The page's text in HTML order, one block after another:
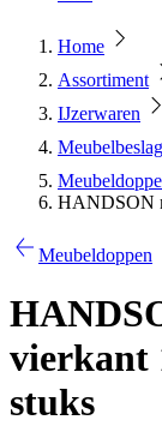
Home
Assortiment
IJzerwaren
HANDSON
Meubeldoppen
vierkant
stuks